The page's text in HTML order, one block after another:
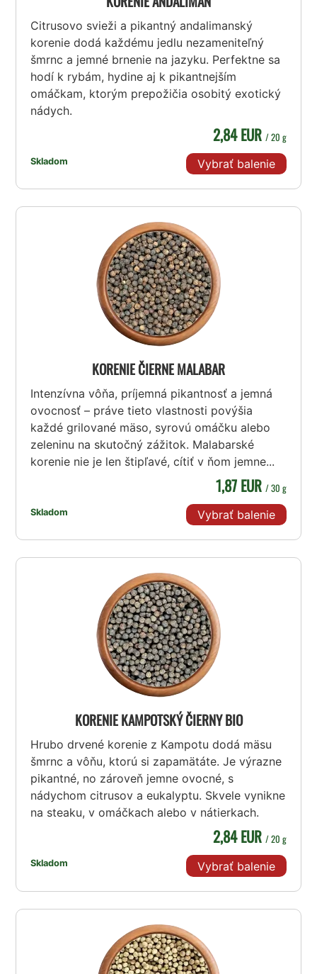
Citrusovo svieži a pikantný andalimanský
korenie dodá každému jedlu nezameniteľný
šmrnc a jemné brnenie na jazyku. Perfektne sa
hodí k rybám, hydine aj k pikantnejším
omáčkam, ktorým prepožičia osobitý exotický
nádych.
Skladom
2,84 EUR / 20 g
Vybrať balenie
KORENIE ČIERNE MALABAR
Intenzívna vôňa, príjemná pikantnosť a jemná
ovocnosť – práve tieto vlastnosti povýšia
každé grilované mäso, syrovú omáčku alebo
zeleninu na skutočný zážitok. Malabarské
korenie nie je len štipľavé, cítiť v ňom jemne...
Skladom
1,87 EUR / 30 g
Vybrať balenie
KORENIE KAMPOTSKÝ ČIERNY BIO
Hrubo drvené korenie z Kampotu dodá mäsu
šmrnc a vôňu, ktorú si zapamätáte. Je výrazne
pikantné, no zároveň jemne ovocné, s
nádychom citrusov a eukalyptu. Skvele vynikne
na steaku, v omáčkach alebo v nátierkach.
Skladom
2,84 EUR / 20 g
Vybrať balenie